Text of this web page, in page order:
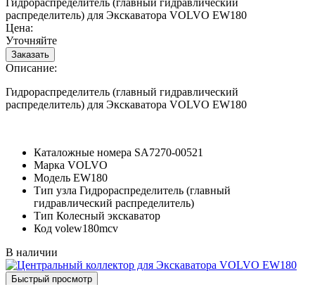
распределитель) для Экскаватора VOLVO EW180
Цена:
Уточняйте
Описание:
Гидрораспределитель (главный гидравлический
распределитель) для Экскаватора VOLVO EW180
Каталожные номера SA7270-00521
Марка VOLVO
Модель EW180
Тип узла Гидрораспределитель (главный
гидравлический распределитель)
Тип Колесный экскаватор
Код volew180mcv
В наличии